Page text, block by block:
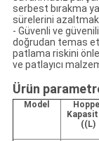
serbest bırakma
sürelerini
- Güvenli ve
doğrudan temas
patlama riskini
ve patlayıcı
Ürün
Model
((L)